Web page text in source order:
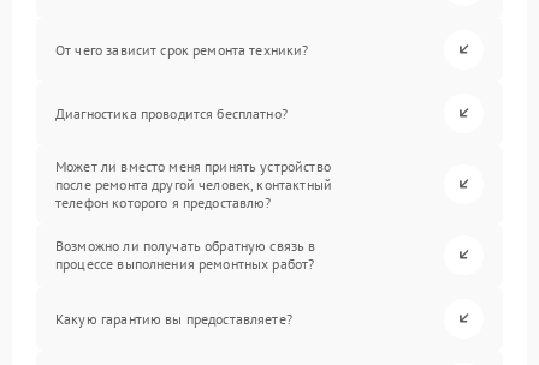
От чего зависит срок ремонта техники?
Диагностика проводится бесплатно?
Может ли вместо меня принять устройство
после ремонта другой человек, контактный
телефон которого я предоставлю?
Возможно ли получать обратную связь в
процессе выполнения ремонтных работ?
Какую гарантию вы предоставляете?